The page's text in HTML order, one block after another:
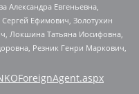
Александра Евгеньевна,
Ефимович, Золотухин
Локшина Татьяна Иосифовна,
Резник Генри Маркович,